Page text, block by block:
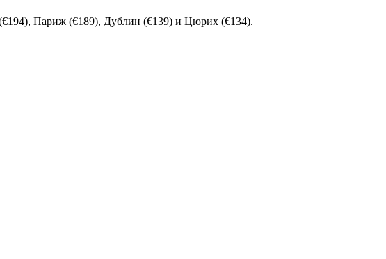
Париж (€189), Дублин (€139) и Цюрих (€134).